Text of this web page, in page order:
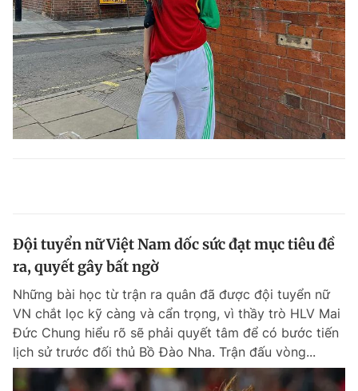
Đội tuyển nữ Việt Nam dốc sức đạt mục tiêu đề
ra, quyết gây bất ngờ
Những bài học từ trận ra quân đã được đội tuyển nữ
VN chắt lọc kỹ càng và cẩn trọng, vì thầy trò HLV Mai
Đức Chung hiểu rõ sẽ phải quyết tâm để có bước tiến
lịch sử trước đối thủ Bồ Đào Nha. Trận đấu vòng...